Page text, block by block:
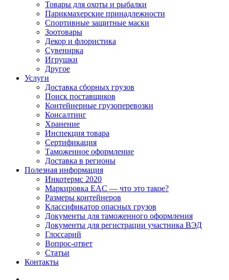
Товары для охоты и рыбалки
Парикмахерские принадлежности
Спортивные защитные маски
Зоотовары
Декор и флористика
Сувенирка
Игрушки
Другое
Услуги
Доставка сборных грузов
Поиск поставщиков
Контейнерные грузоперевозки
Консалтинг
Хранение
Инспекция товара
Сертификация
Таможенное оформление
Доставка в регионы
Полезная информация
Инкотермс 2020
Маркировка EAC — что это такое?
Размеры контейнеров
Классификатор опасных грузов
Документы для таможенного оформления
Документы для регистрации участника ВЭД
Глоссарий
Вопрос-ответ
Статьи
Контакты